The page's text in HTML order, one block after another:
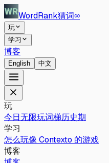
WordRank猜词∞
玩
学习
博客
English 中文
玩
今日无限玩词梯历史期
学习
怎么玩像 Contexto 的游戏
博客